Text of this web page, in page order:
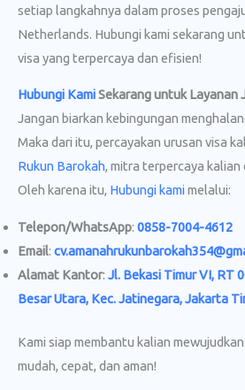
setiap langkahnya dalam proses
Netherlands. Hubungi kami sekarang
visa yang terpercaya dan efisien!
Hubungi KamiSekarang untuk Layanan
Jangan biarkan kebingungan
Maka dari itu, percayakan urusan visa
Rukun Barokah, mitra terpercaya kalian
Oleh karena itu, Hubungi kamimelalui:
Telepon/WhatsApp: 0858-7004-4612
Email:
Alamat Kantor: Jl. Bekasi Timur VI, RT
Besar Utara, Kec. Jatinegara, Jakarta
Kami siap membantu kalian
mudah, cepat, dan aman!